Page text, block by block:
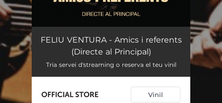
Convocatòria (Directe al Principal) 03:48
A Desalambrar (Directe al Principal)
El que diuen els arbres (Lloc 3) [Directe al Principal] 03:10
Soledat (Directe al Principal)
FELIU VENTURA - Amics i referents
(Directe al Principal)
Tria servei d'streaming o reserva el teu vinil
Vinil